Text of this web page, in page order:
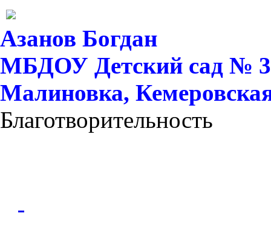
Азанов Богдан
МБДОУ Детский сад №
Малиновка,
Благотворительность